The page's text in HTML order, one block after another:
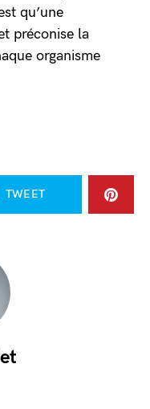
qu’une
préconise la
organisme
TWEET